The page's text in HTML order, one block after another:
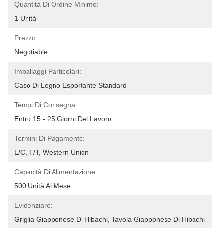
Quantità Di Ordine Minimo:
1 Unità
Prezzo:
Negotiable
Imballaggi Particolari:
Caso Di Legno Esportante Standard
Tempi Di Consegna:
Entro 15 - 25 Giorni Del Lavoro
Termini Di Pagamento:
L/C, T/T, Western Union
Capacità Di Alimentazione:
500 Unità Al Mese
Evidenziare:
Griglia Giapponese Di Hibachi Tavola Giapponese Di Hibachi